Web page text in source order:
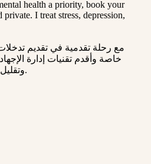
health a priority, book your
I treat stress, depression,
خاصة وأقدم تقنيات إدارة
وتقليل الاكتئاب مع رؤية حياتك في ضوء جديد. يرجى ملاحظة أن الجلسات سرية وخاصة. أعالج الإجهاد والاكتئاب والقلق والخوف واضطراب ما بعد الصدمة والأرق والغضب وغيره.